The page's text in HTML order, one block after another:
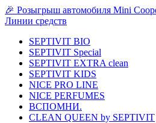
🎉 Розыгрыш автомобиля Mini
Линии средств
SEPTIVIT BIO
SEPTIVIT Special
SEPTIVIT EXTRA clean
SEPTIVIT KIDS
NICE PRO LINE
NICE PERFUMES
ВСПОМНИ.
CLEAN QUEEN by SEPTIVIT